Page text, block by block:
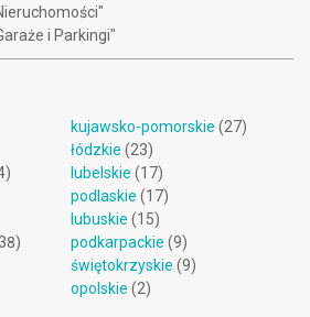
i Parkingi"
kujawsko-pomorskie (27)
łódzkie (23)
lubelskie (17)
podlaskie (17)
lubuskie (15)
podkarpackie (9)
świętokrzyskie (9)
opolskie (2)